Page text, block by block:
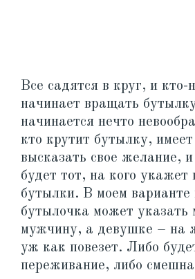
Все садятся в круг, и кто-
начинает вращать
начинается нечто
кто крутит бутылку,
высказать свое желание,
будет тот, на кого укажет
бутылки. В моем варианте
бутылочка может указать
мужчину, а девушке – на
уж как повезет. Либо
переживание, либо